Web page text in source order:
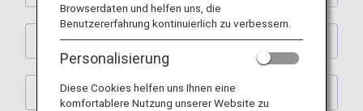
Spas
House Moving
Browserdaten und helfen uns, die
Benutzererfahrung kontinuierlich zu verbessern.
Personalisierung
Diese Cookies helfen uns Ihnen eine
komfortablere Nutzung unserer Website zu